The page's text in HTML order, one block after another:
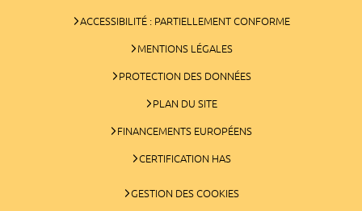
ACCESSIBILITÉ : PARTIELLEMENT CONFORME
MENTIONS LÉGALES
PROTECTION DES DONNÉES
PLAN DU SITE
FINANCEMENTS EUROPÉENS
CERTIFICATION HAS
GESTION DES COOKIES